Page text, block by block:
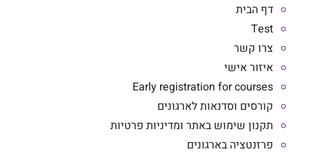
דף הבית
Test
צרו קשר
איזור אישי
Early registration for courses
קורסים וסדנאות לארגונים
תקנון שימוש באתר ומדיניות פרטיות
פרזנטציה בארגונים